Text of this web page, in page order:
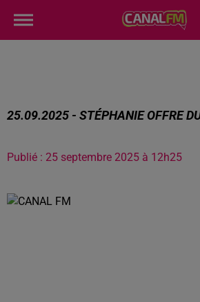
25.09.2025 - STÉPHANIE OFFRE
Publié : 25 septembre 2025 à 12h25